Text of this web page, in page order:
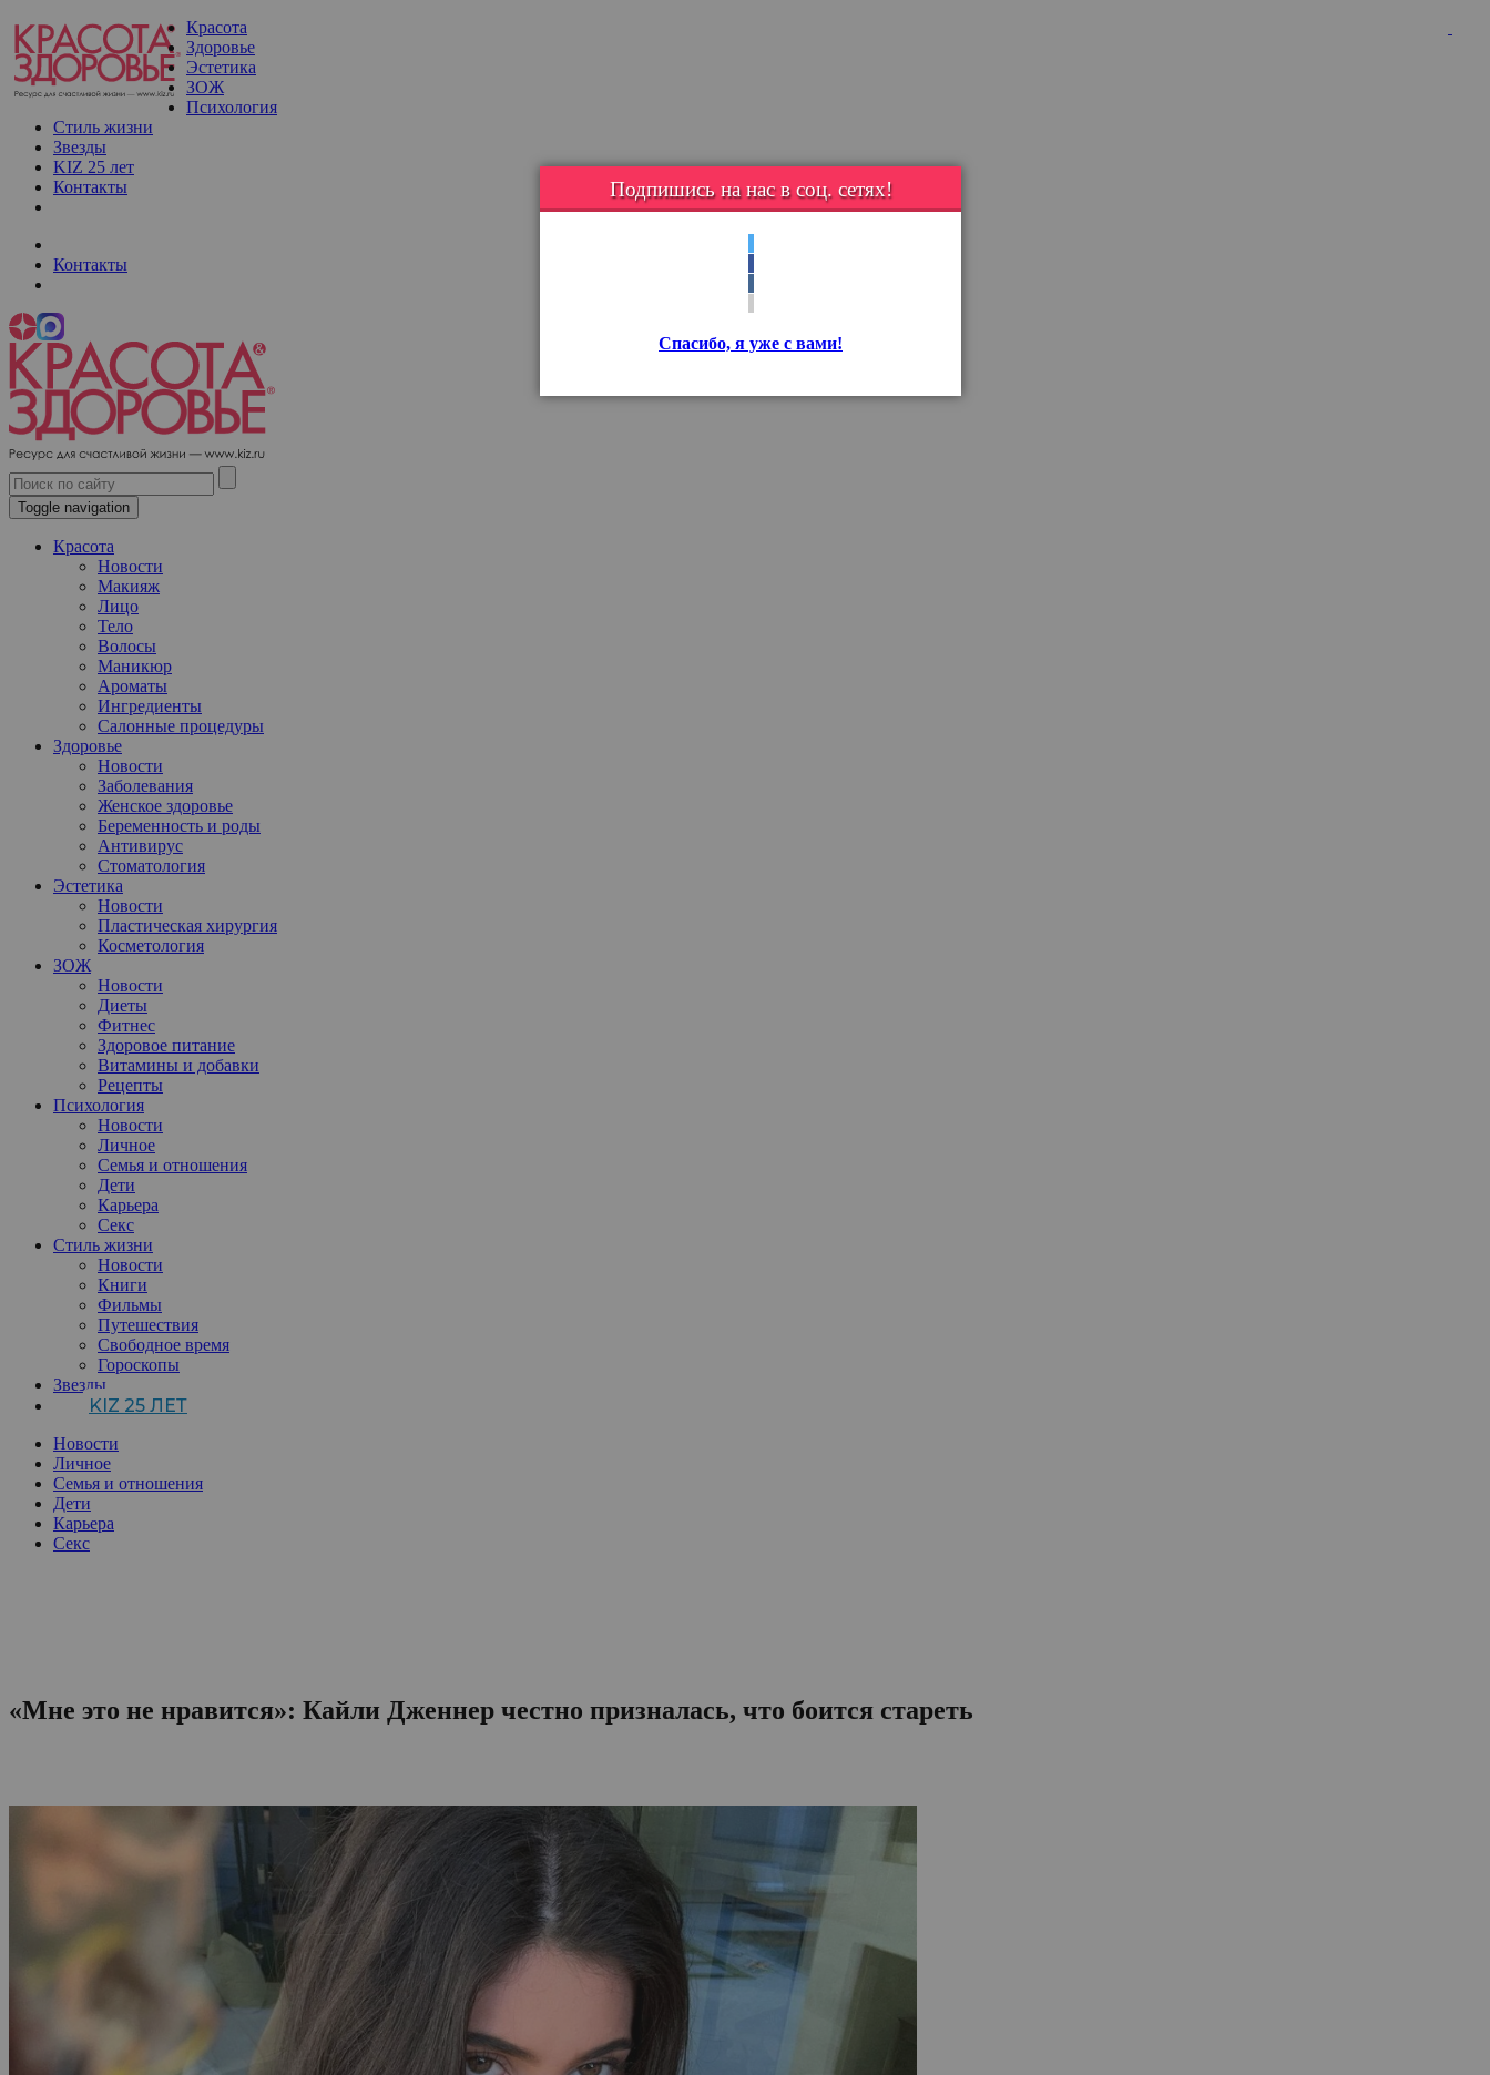
Красота
Здоровье
Эстетика
ЗОЖ
Психология
Стиль жизни
Звезды
KIZ 25 лет
Контакты
Контакты
Toggle navigation
Красота
Новости
Макияж
Лицо
Тело
Волосы
Маникюр
Ароматы
Ингредиенты
Салонные процедуры
Здоровье
Новости
Заболевания
Женское здоровье
Беременность и роды
Антивирус
Стоматология
Эстетика
Новости
Пластическая хирургия
Косметология
ЗОЖ
Новости
Диеты
Фитнес
Здоровое питание
Витамины и добавки
Рецепты
Психология
Новости
Личное
Семья и отношения
Дети
Карьера
Секс
Стиль жизни
Новости
Книги
Фильмы
Путешествия
Свободное время
Гороскопы
Звезды
KIZ 25 ЛЕТ
Новости
Личное
Семья и отношения
Дети
Карьера
Секс
Подпишись на нас в соц. сетях!
Спасибо, я уже с вами!
«Мне это не нравится»: Кайли Дженнер честно призналась, что боится стареть